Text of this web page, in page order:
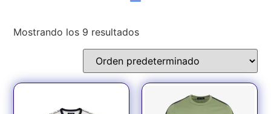
Mostrando los 9 resultados